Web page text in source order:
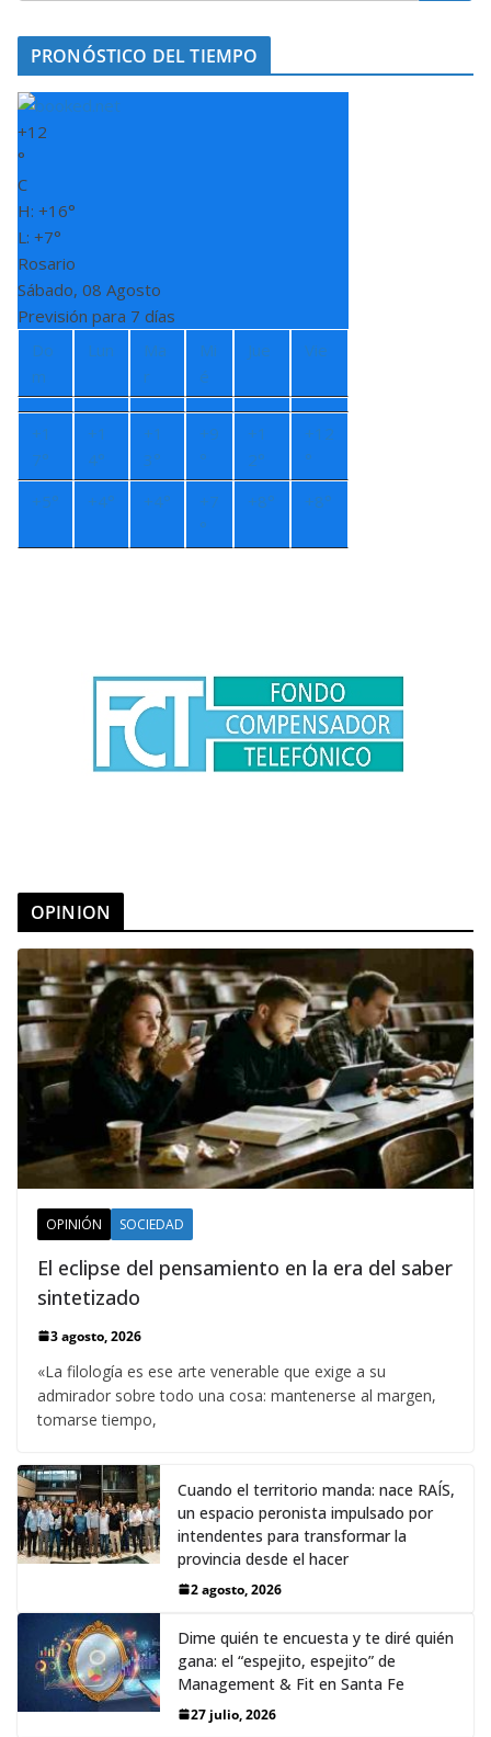
PRONÓSTICO DEL TIEMPO
+12
°
C
H: +16°
L: +7°
Rosario
Sábado, 08 Agosto
Previsión para 7 días
Do
m
Lun
Ma
r
Mi
é
Jue Vie
+1
7°
+1
4°
+1
3°
+9
°
+1
2°
+12
°
+5° +4° +4° +7
°
+8° +8°
OPINION
OPINIÓN SOCIEDAD
El eclipse del pensamiento en la era del saber
sintetizado
3 agosto, 2026
«La filología es ese arte venerable que exige a su
admirador sobre todo una cosa: mantenerse al margen,
tomarse tiempo,
Cuando el territorio manda: nace RAÍS,
un espacio peronista impulsado por
intendentes para transformar la
provincia desde el hacer
2 agosto, 2026
Dime quién te encuesta y te diré quién
gana: el “espejito, espejito” de
Management & Fit en Santa Fe
27 julio, 2026